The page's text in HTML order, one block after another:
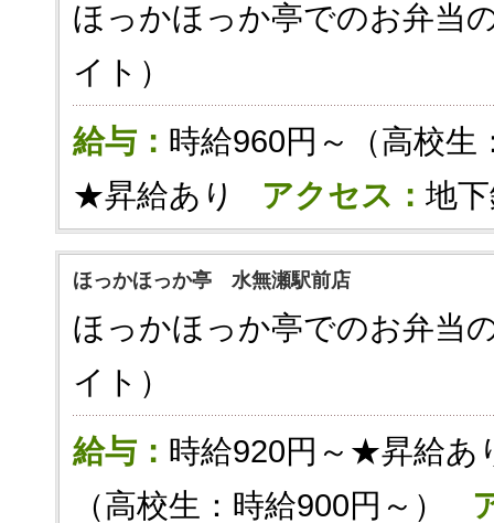
ほっかほっか亭でのお弁当
イト）
給与： 時給960円～（高校生
★昇給あり アクセス： 地
ほっかほっか亭 水無瀬駅前店
ほっかほっか亭でのお弁当
イト）
給与： 時給920円～★昇給あ
（高校生：時給900円～）